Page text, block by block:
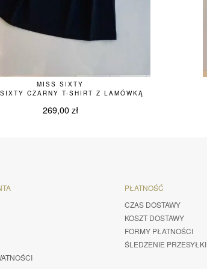
MISS SIXTY
CZARNY T-SHIRT Z LAMÓWKĄ
269,00 zł
PŁATNOŚĆ
CZAS DOSTAWY
KOSZT DOSTAWY
FORMY PŁATNOŚCI
ŚLEDZENIE PRZESYŁKI